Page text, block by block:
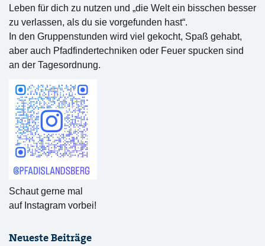
Leben für dich zu nutzen und „die Welt ein bisschen besser
zu verlassen, als du sie vorgefunden hast“.
In den Gruppenstunden wird viel gekocht, Spaß gehabt,
aber auch Pfadfindertechniken oder Feuer spucken sind
an der Tagesordnung.
Schaut gerne mal
auf Instagram vorbei!
Neueste Beiträge